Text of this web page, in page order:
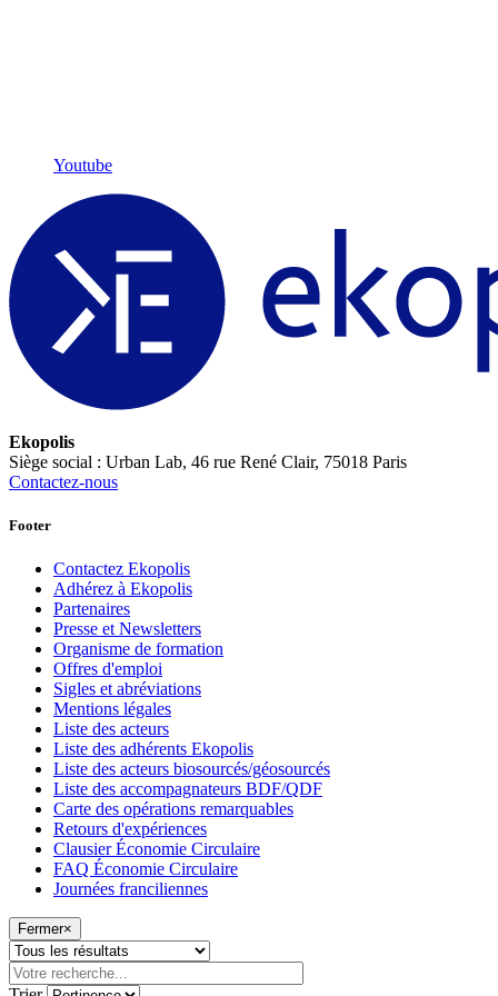
Youtube
Ekopolis
Siège social : Urban Lab, 46 rue René Clair, 75018 Paris
Contactez-nous
Footer
Contactez Ekopolis
Adhérez à Ekopolis
Partenaires
Presse et Newsletters
Organisme de formation
Offres d'emploi
Sigles et abréviations
Mentions légales
Liste des acteurs
Liste des adhérents Ekopolis
Liste des acteurs biosourcés/géosourcés
Liste des accompagnateurs BDF/QDF
Carte des opérations remarquables
Retours d'expériences
Clausier Économie Circulaire
FAQ Économie Circulaire
Journées franciliennes
Fermer×